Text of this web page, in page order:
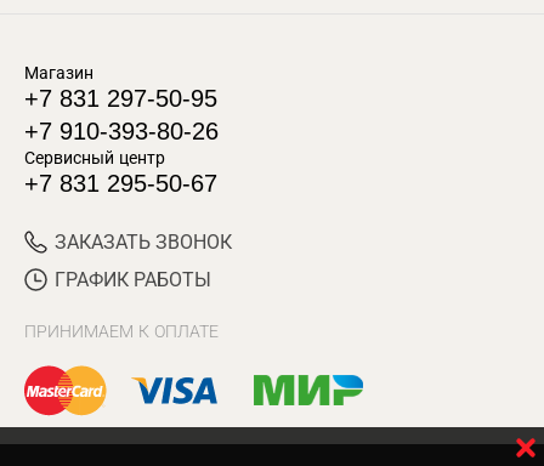
Магазин
+7 831 297-50-95
+7 910-393-80-26
Сервисный центр
+7 831 295-50-67
ЗАКАЗАТЬ ЗВОНОК
ГРАФИК РАБОТЫ
ПРИНИМАЕМ К ОПЛАТЕ